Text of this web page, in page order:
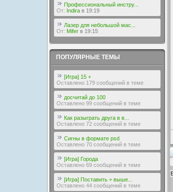
Профессиональный инстру...
От: Indira в 19:19
Лазер для небольшой мас...
От: Mifer в 19:15
ПОПУЛЯРНЫЕ ТЕМЫ
[Игра] 15 +
Оставлено 179 сообщений в теме
досчитай до 100
Оставлено 99 сообщений в теме
Как разыграть друга в в...
Оставлено 72 сообщений в теме
Сигны в формате psd
Оставлено 70 сообщений в теме
[Игра] Города
Оставлено 69 сообщений в теме
[Игра] Поставить + выше...
Оставлено 44 сообщений в теме